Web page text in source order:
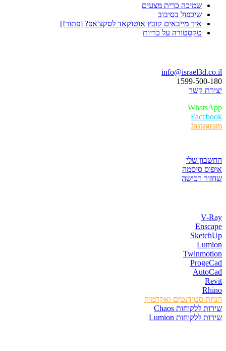
שמיכה כרית מצעים
שיכפול בסיבוב
איך מייבאים קובץ אוטוקאד לסקצ'אפ? [פתור!]
טקסטורה על כריות
info@israel3d.co.il
1599-500-180
יצירת קשר
WhatsApp
Facebook
Instagram
החשבון שלי
איפוס סיסמה
שחזור רכישה
V-Ray
Enscape
SketchUp
Lumion
Twinmotion
ProgeCad
AutoCad
Revit
Rhino
הנחת סטודנטים ואקדמיה
שירות ללקוחות Chaos
שירות ללקוחות Lumion